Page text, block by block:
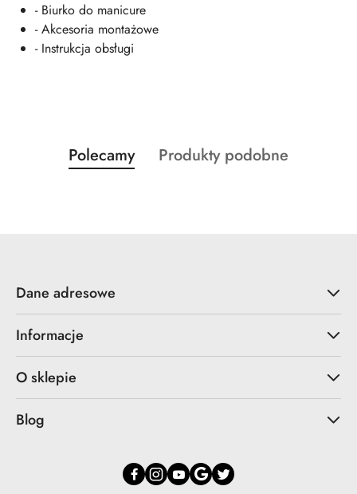
- Biurko do manicure
- Akcesoria montażowe
- Instrukcja obsługi
Pomiń karuzelę produktów
Produkty
o
Polecamy
Produkty
Produkty podobne
Dane adresowe
Informacje
O sklepie
Blog